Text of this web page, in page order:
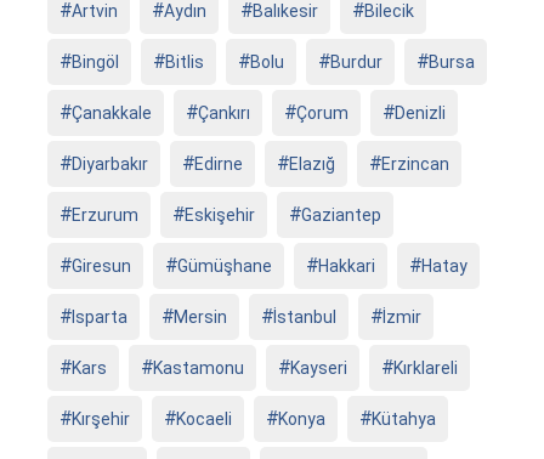
Artvin Aydın Balıkesir Bilecik
Bingöl Bitlis Bolu Burdur Bursa
Çanakkale Çankırı Çorum Denizli
Diyarbakır Edirne Elazığ Erzincan
Erzurum Eskişehir Gaziantep
Giresun Gümüşhane Hakkari Hatay
Isparta Mersin İstanbul İzmir
Kars Kastamonu Kayseri Kırklareli
Kırşehir Kocaeli Konya Kütahya